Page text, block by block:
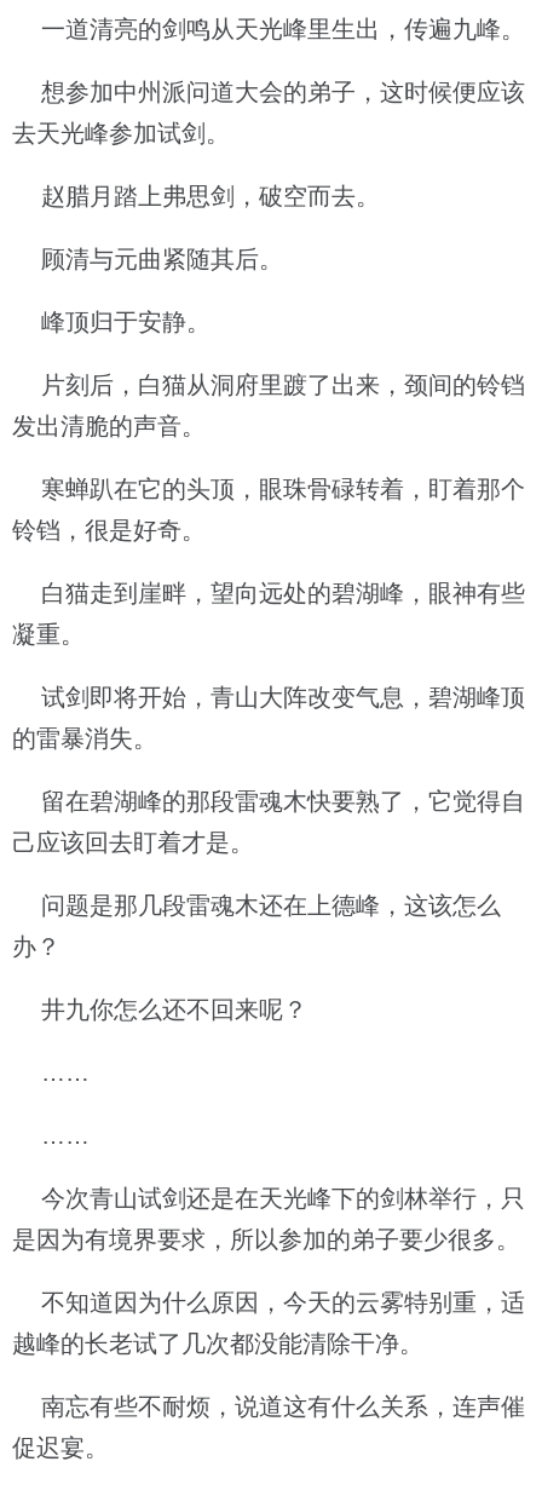
一道清亮的剑鸣从天光峰里生出，传遍九峰。
想参加中州派问道大会的弟子，这时候便应该
去天光峰参加试剑。
赵腊月踏上弗思剑，破空而去。
顾清与元曲紧随其后。
峰顶归于安静。
片刻后，白猫从洞府里踱了出来，颈间的铃铛
发出清脆的声音。
寒蝉趴在它的头顶，眼珠骨碌转着，盯着那个
铃铛，很是好奇。
白猫走到崖畔，望向远处的碧湖峰，眼神有些
凝重。
试剑即将开始，青山大阵改变气息，碧湖峰顶
的雷暴消失。
留在碧湖峰的那段雷魂木快要熟了，它觉得自
己应该回去盯着才是。
问题是那几段雷魂木还在上德峰，这该怎么
办？
井九你怎么还不回来呢？
……
……
今次青山试剑还是在天光峰下的剑林举行，只
是因为有境界要求，所以参加的弟子要少很多。
不知道因为什么原因，今天的云雾特别重，适
越峰的长老试了几次都没能清除干净。
南忘有些不耐烦，说道这有什么关系，连声催
促迟宴。